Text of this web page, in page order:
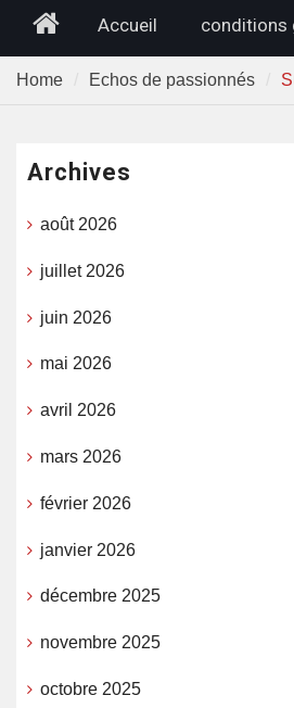
HomeAccueil conditions
Home Echos de passionnés
Archives
août 2026
juillet 2026
juin 2026
mai 2026
avril 2026
mars 2026
février 2026
janvier 2026
décembre 2025
novembre 2025
octobre 2025